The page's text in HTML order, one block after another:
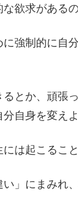
欲求がある
強制的に自
とか、頑張
自身を変え
は起こること
」にまみれ